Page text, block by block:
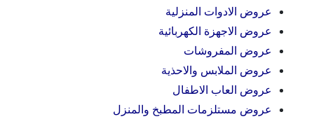
عروض الادوات المنزلية
عروض الاجهزة الكهربائية
عروض المفروشات
عروض الملابس والاحذية
عروض العاب الاطفال
عروض مستلزمات المطبخ والمنزل